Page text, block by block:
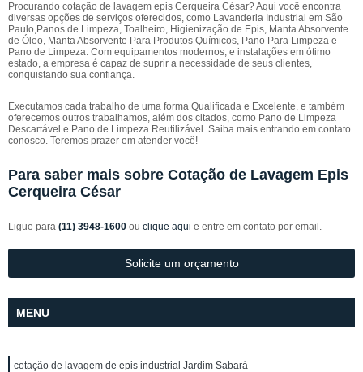
Procurando cotação de lavagem epis Cerqueira César? Aqui você encontra
diversas opções de serviços oferecidos, como Lavanderia Industrial em São
Paulo,Panos de Limpeza, Toalheiro, Higienização de Epis, Manta Absorvente
de Óleo, Manta Absorvente Para Produtos Químicos, Pano Para Limpeza e
Pano de Limpeza. Com equipamentos modernos, e instalações em ótimo
estado, a empresa é capaz de suprir a necessidade de seus clientes,
conquistando sua confiança.
Executamos cada trabalho de uma forma Qualificada e Excelente, e também
oferecemos outros trabalhamos, além dos citados, como Pano de Limpeza
Descartável e Pano de Limpeza Reutilizável. Saiba mais entrando em contato
conosco. Teremos prazer em atender você!
Para saber mais sobre Cotação de Lavagem Epis
Cerqueira César
Ligue para (11) 3948-1600 ou clique aqui e entre em contato por email.
Solicite um orçamento
MENU
cotação de lavagem de epis industrial Jardim Sabará